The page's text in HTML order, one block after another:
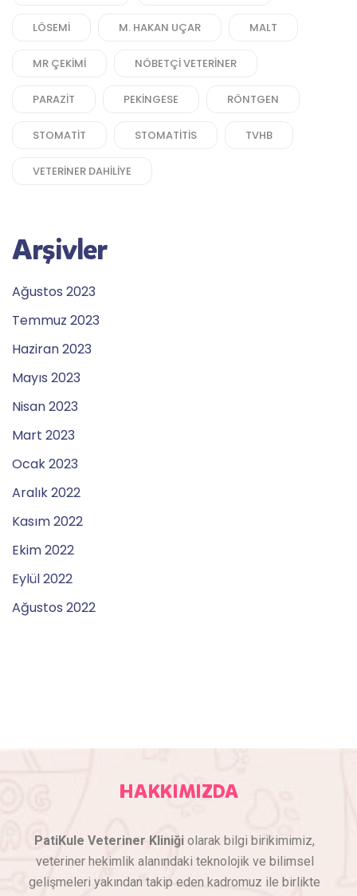
LÖSEMI M. HAKAN UÇAR MALT
MR ÇEKIMI NÖBETÇI VETERINER
PARAZIT PEKINGESE RÖNTGEN
STOMATIT STOMATITIS TVHB
VETERINER DAHILIYE
Arşivler
Ağustos 2023
Temmuz 2023
Haziran 2023
Mayıs 2023
Nisan 2023
Mart 2023
Ocak 2023
Aralık 2022
Kasım 2022
Ekim 2022
Eylül 2022
Ağustos 2022
HAKKIMIZDA
PatiKule Veteriner Kliniği olarak bilgi birikimimiz,
veteriner hekimlik alanındaki teknolojik ve bilimsel
gelişmeleri yakından takip eden kadromuz ile birlikte